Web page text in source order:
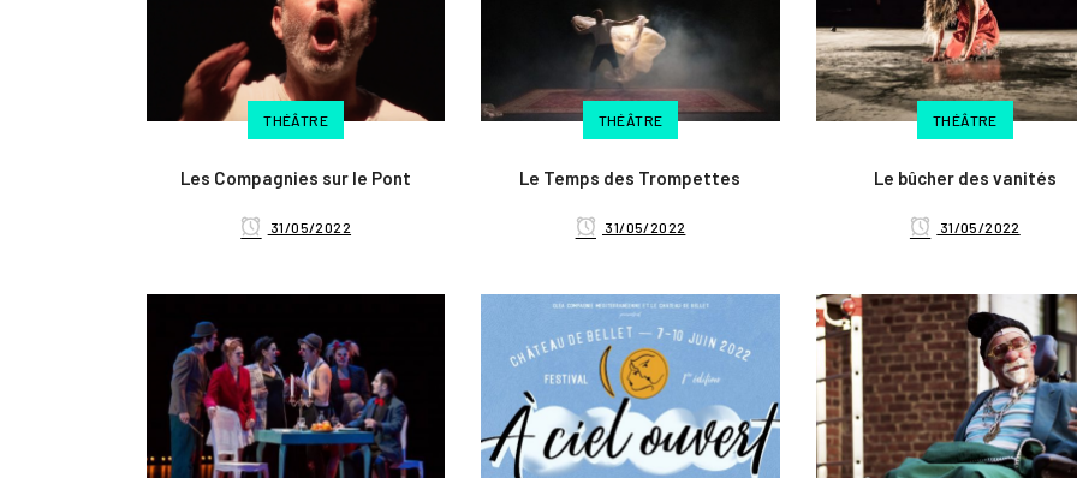
THÉÂTRE
Les Compagnies sur le Pont
31/05/2022
THÉÂTRE
Le Temps des Trompettes
31/05/2022
THÉÂTRE
Le bûcher des vanités
31/05/2022